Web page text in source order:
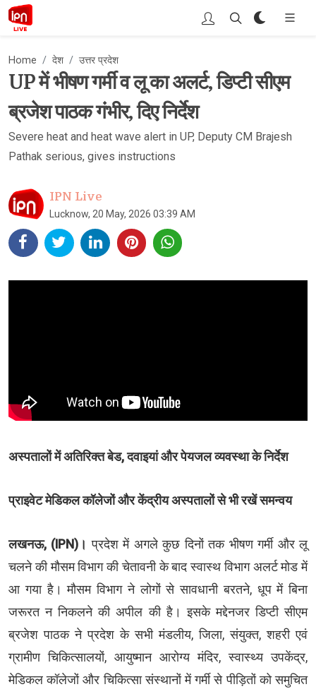
Home देश उत्तर प्रदेश
UP में भीषण गर्मी व लू का अलर्ट, डिप्टी सीएम
ब्रजेश पाठक गंभीर, दिए निर्देश
Severe heat and heat wave alert in UP, Deputy CM Brajesh
Pathak serious, gives instructions
IPN Live
Lucknow, 20 May, 2026 03:39 AM
अस्पतालों में अतिरिक्त बेड, दवाइयां और पेयजल व्यवस्था के निर्देश
प्राइवेट मेडिकल कॉलेजों और केंद्रीय अस्पतालों से भी रखें समन्वय
लखनऊ, (IPN)।प्रदेश में अगले कुछ दिनों तक भीषण गर्मी और लू
चलने की मौसम विभाग की चेतावनी के बाद स्वास्थ विभाग अलर्ट मोड में
आ गया है। मौसम विभाग ने लोगों से सावधानी बरतने, धूप में बिना
जरूरत न निकलने की अपील की है। इसके मद्देनजर डिप्टी सीएम
ब्रजेश पाठक ने प्रदेश के सभी मंडलीय, जिला, संयुक्त, शहरी एवं
ग्रामीण चिकित्सालयों, आयुष्मान आरोग्य मंदिर, स्वास्थ्य उपकेंद्र,
मेडिकल कॉलेजों और चिकित्सा संस्थानों में गर्मी से पीड़ितों को समुचित